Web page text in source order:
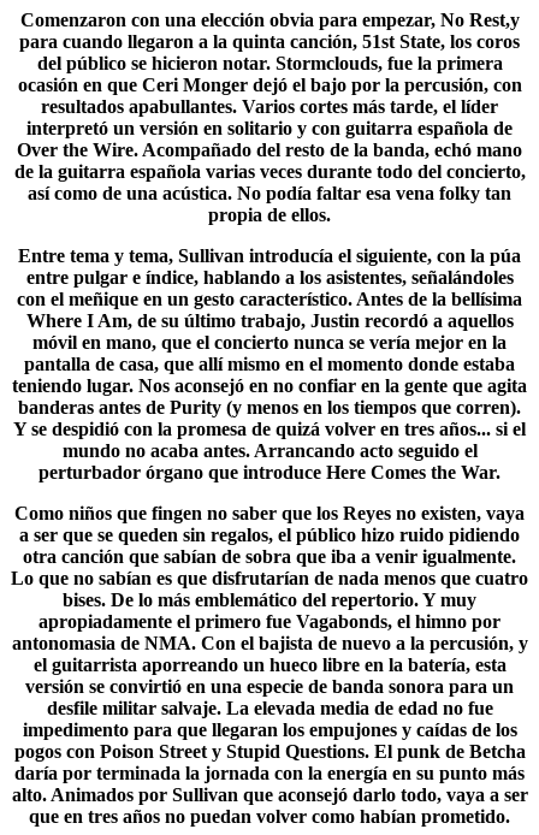
Comenzaron con una elección obvia para empezar, No Rest,y
para cuando llegaron a la quinta canción, 51st State, los coros
del público se hicieron notar. Stormclouds, fue la primera
ocasión en que Ceri Monger dejó el bajo por la percusión, con
resultados apabullantes. Varios cortes más tarde, el líder
interpretó un versión en solitario y con guitarra española de
Over the Wire. Acompañado del resto de la banda, echó mano
de la guitarra española varias veces durante todo del concierto,
así como de una acústica. No podía faltar esa vena folky tan
propia de ellos.
Entre tema y tema, Sullivan introducía el siguiente, con la púa
entre pulgar e índice, hablando a los asistentes, señalándoles
con el meñique en un gesto característico. Antes de la bellísima
Where I Am, de su último trabajo, Justin recordó a aquellos
móvil en mano, que el concierto nunca se vería mejor en la
pantalla de casa, que allí mismo en el momento donde estaba
teniendo lugar. Nos aconsejó en no confiar en la gente que agita
banderas antes de Purity (y menos en los tiempos que corren).
Y se despidió con la promesa de quizá volver en tres años... si el
mundo no acaba antes. Arrancando acto seguido el
perturbador órgano que introduce Here Comes the War.
Como niños que fingen no saber que los Reyes no existen, vaya
a ser que se queden sin regalos, el público hizo ruido pidiendo
otra canción que sabían de sobra que iba a venir igualmente.
Lo que no sabían es que disfrutarían de nada menos que cuatro
bises. De lo más emblemático del repertorio. Y muy
apropiadamente el primero fue Vagabonds, el himno por
antonomasia de NMA. Con el bajista de nuevo a la percusión, y
el guitarrista aporreando un hueco libre en la batería, esta
versión se convirtió en una especie de banda sonora para un
desfile militar salvaje. La elevada media de edad no fue
impedimento para que llegaran los empujones y caídas de los
pogos con Poison Street y Stupid Questions. El punk de Betcha
daría por terminada la jornada con la energía en su punto más
alto. Animados por Sullivan que aconsejó darlo todo, vaya a ser
que en tres años no puedan volver como habían prometido.